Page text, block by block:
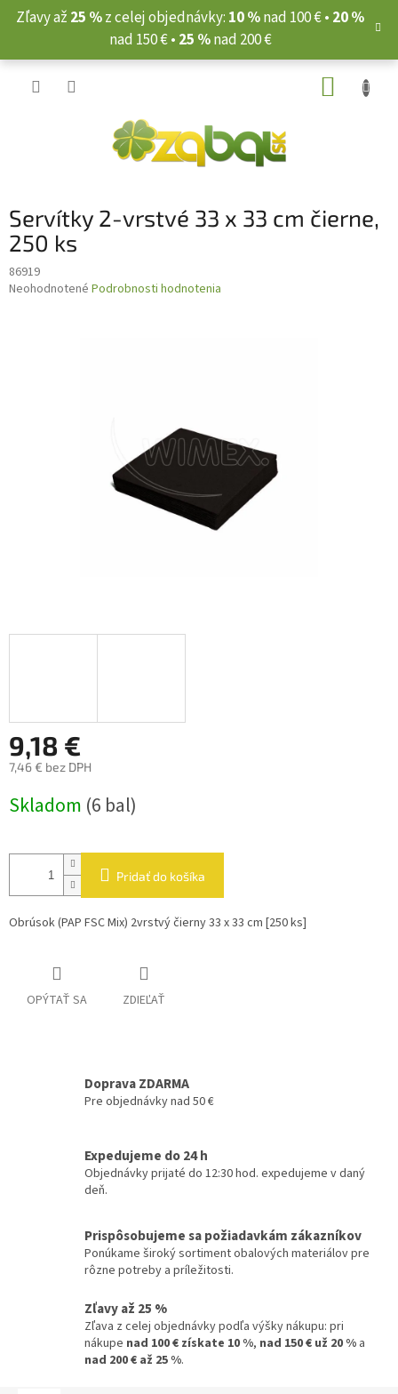
Prejsť
Zľavy až 25 %z celej objednávky: 10 %nad 100 € • 20 %
nad 150 € • 25 %nad 200 €
Servítky 2-vrstvé 33 x 33 cm čierne,
250 ks
86919
Priemerné
Neohodnotené Podrobnosti hodnotenia
9,18 €
7,46 € bez DPH
cena:
Skladom (6 bal)
Pridať do košíka
Obrúsok (PAP FSC Mix) 2vrstvý čierny 33 x 33 cm [250 ks]
OPÝTAŤ SA ZDIEĽAŤ
Doprava ZDARMA
Pre objednávky nad 50 €
Expedujeme do 24 h
Objednávky prijaté do 12:30 hod. expedujeme v daný
deň.
Prispôsobujeme sa požiadavkám zákazníkov
Ponúkame široký sortiment obalových materiálov pre
rôzne potreby a príležitosti.
Zľavy až 25 %
Zľava z celej objednávky podľa výšky nákupu: pri
nákupe nad 100 € získate 10 %, nad 150 € už 20 % a
nad 200 € až 25 %.